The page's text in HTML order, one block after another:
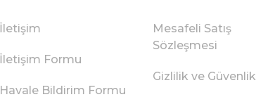
İletişim
İletişim Formu
Havale Bildirim Formu
Mesafeli Satış
Sözleşmesi
Gizlilik ve Güvenlik